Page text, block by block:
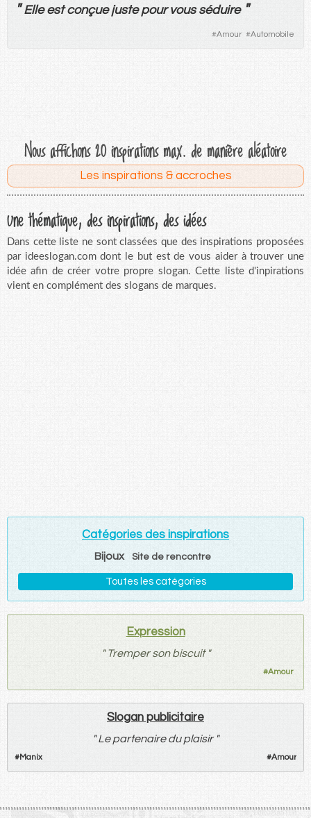
" Elle est conçue juste pour vous séduire "
#Amour #Automobile
Nous affichons 20 inspirations max. de manière aléatoire
Les inspirations & accroches
Une thématique, des inspirations, des idées
Dans cette liste ne sont classées que des inspirations proposées
par ideeslogan.com dont le but est de vous aider à trouver une
idée afin de créer votre propre slogan. Cette liste d'inpirations
vient en complément des slogans de marques.
Catégories des inspirations
Bijoux Site de rencontre
Toutes les catégories
Expression
" Tremper son biscuit "
#Amour
Slogan publicitaire
" Le partenaire du plaisir "
#Manix #Amour